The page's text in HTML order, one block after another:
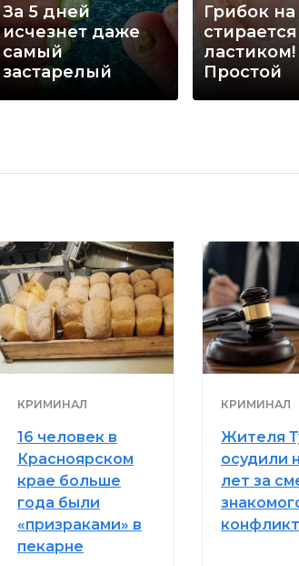
За 5 дней
исчезнет даже
самый
застарелый
Грибок на
ластиком!
Простой
КРИМИНАЛ
16 человек в
Красноярском
крае больше
года были
«призраками» в
пекарне
КРИМИНАЛ
Жителя
осудили
лет за